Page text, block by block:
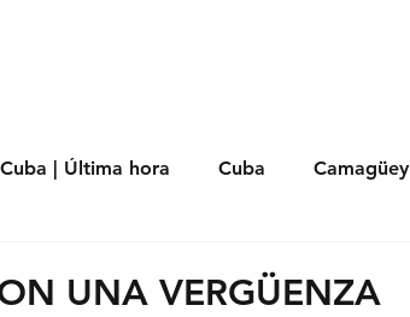
| Última hora Cuba Camagüey
UNA VERGÜENZA